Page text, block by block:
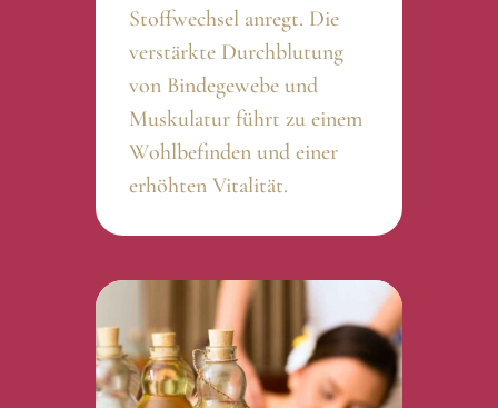
Stoffwechsel anregt. Die
verstärkte Durchblutung
von Bindegewebe und
Muskulatur führt zu einem
Wohlbefinden und einer
erhöhten Vitalität.